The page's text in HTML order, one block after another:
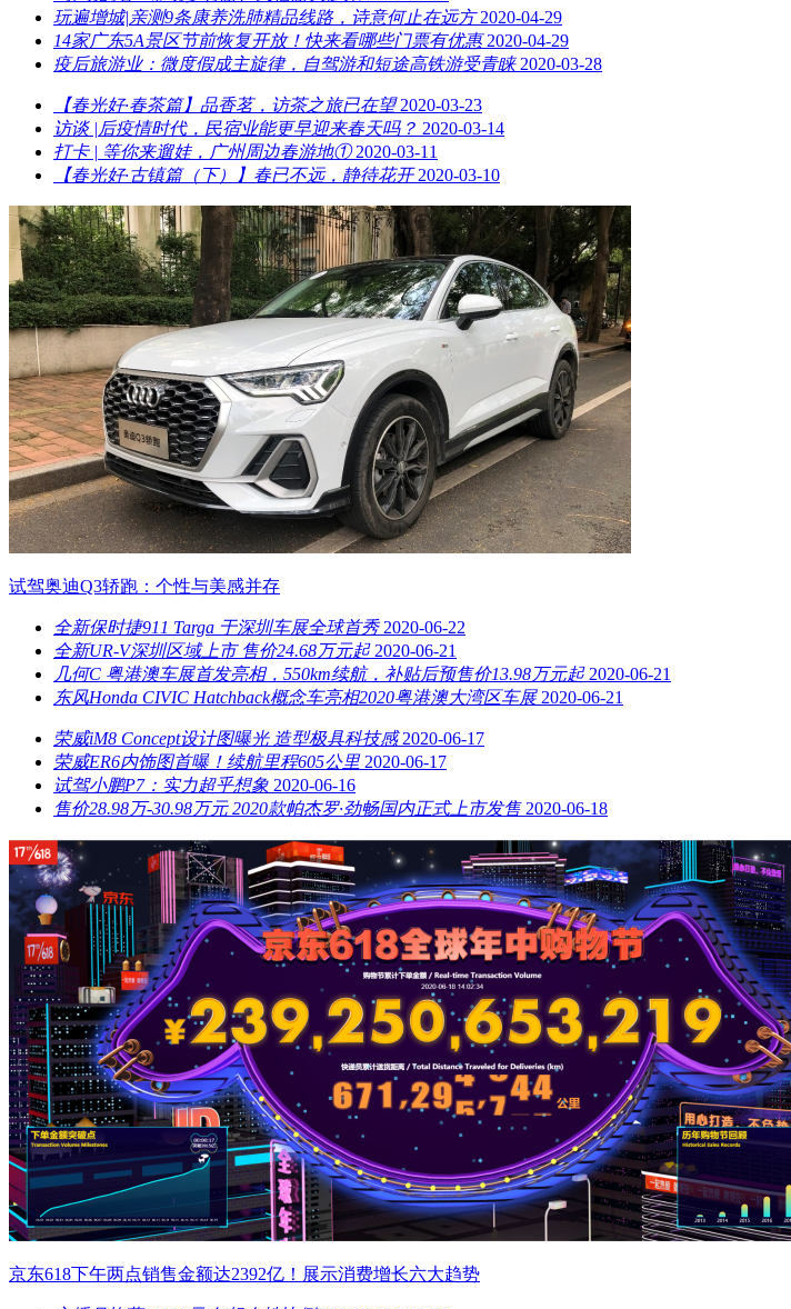
玩遍增城|亲测9条康养洗肺精品线路，诗意何止在远方 2020-04-29
14家广东5A景区节前恢复开放！快来看哪些门票有优惠 2020-04-29
疫后旅游业：微度假成主旋律，自驾游和短途高铁游受青睐 2020-03-28
【春光好·春茶篇】品香茗，访茶之旅已在望 2020-03-23
访谈 |后疫情时代，民宿业能更早迎来春天吗？ 2020-03-14
打卡 | 等你来遛娃，广州周边春游地① 2020-03-11
【春光好·古镇篇（下）】春已不远，静待花开 2020-03-10
试驾奥迪Q3轿跑：个性与美感并存
全新保时捷911 Targa 于深圳车展全球首秀 2020-06-22
全新UR-V深圳区域上市 售价24.68万元起 2020-06-21
几何C 粤港澳车展首发亮相，550km续航，补贴后预售价13.98万元起 2020-06-21
东风Honda CIVIC Hatchback概念车亮相2020粤港澳大湾区车展 2020-06-21
荣威iM8 Concept设计图曝光 造型极具科技感 2020-06-17
荣威ER6内饰图首曝！续航里程605公里 2020-06-17
试驾小鹏P7：实力超乎想象 2020-06-16
售价28.98万-30.98万元 2020款帕杰罗·劲畅国内正式上市发售 2020-06-18
京东618下午两点销售金额达2392亿！展示消费增长六大趋势